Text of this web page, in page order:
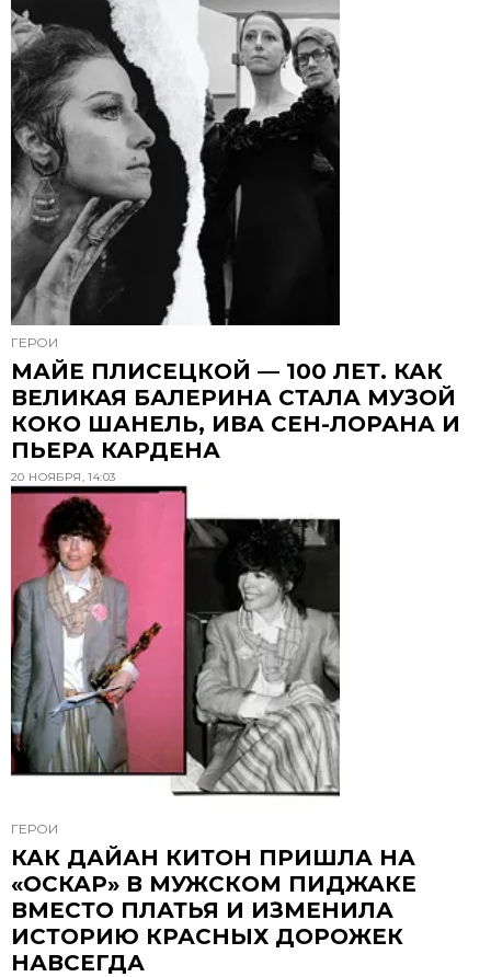
ГЕРОИ
МАЙЕ ПЛИСЕЦКОЙ — 100 ЛЕТ. КАК
ВЕЛИКАЯ БАЛЕРИНА СТАЛА МУЗОЙ
КОКО ШАНЕЛЬ, ИВА СЕН-ЛОРАНА И
ПЬЕРА КАРДЕНА
20 НОЯБРЯ, 14:03
ГЕРОИ
КАК ДАЙАН КИТОН ПРИШЛА НА
«ОСКАР» В МУЖСКОМ ПИДЖАКЕ
ВМЕСТО ПЛАТЬЯ И ИЗМЕНИЛА
ИСТОРИЮ КРАСНЫХ ДОРОЖЕК
НАВСЕГДА